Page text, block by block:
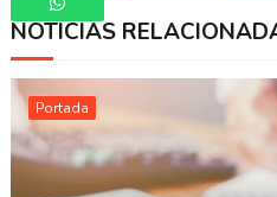
Whatsapp
NOTICIAS
Portada